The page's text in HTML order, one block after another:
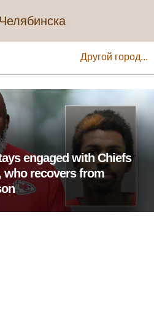
Другой город...
engaged with Chiefs
recovers from